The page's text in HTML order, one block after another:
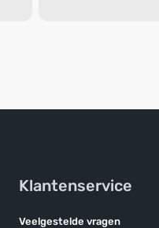
Klantenservice
Veelgestelde vragen